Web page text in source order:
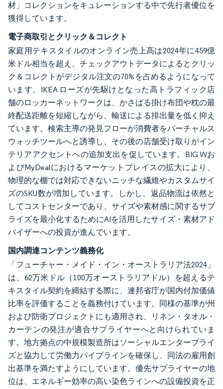
材」コレクションをキュレーションする中で先行者優位を
獲得しています。
電子商取引とクリック＆コレクト
家庭用テキスタイルのオンライン売上高は2024年に459億
米ドル相当を超え、チェックアウトデータによるとクリッ
ク＆コレクトがデジタル注文の70%を占めるようになって
います。IKEA ローズが先駆けとなった高トラフィック店
舗のロッカーネットワークは、かさばる掛け布団や枕の最
終配送距離を短縮しながら、輸送による排出量を低く抑え
ています。検索主導の発見フローが消費者をバーチャルス
ウォッチツールへと誘導し、その後の店舗受け取りがイン
テリアアクセントへの追加支出を促しています。BIG Wお
よびMyDealにおけるマーケットプレイスの拡大により、
物理的な棚では対応できないニッチな繊維やカスタムサイ
ズのSKU数が増加しています。しかし、返品物流は依然と
してコストセンターであり、サイズや素材感に関するサプ
ライズを最小化するためにAIを活用したサイズ・素材アド
バイザーへの投資が進んでいます。
国内調達コンテンツ義務化
「フューチャー・メイド・イン・オーストラリア法2024」
は、62万米ドル（100万オーストラリアドル）を超えるテ
キスタイル契約を締結する際に、連邦省庁が国内付加価値
比率を評価することを義務付けています。同様の基準が州
および防衛プロジェクトにも適用され、リネン・タオル・
カーテンの発注が適合サプライヤーへと向けられていま
す。地方拠点の中規模製造所はソーシャルエンタープライ
ズと協力して労働力パイプラインを確保し、同法の雇用創
出基準を満たすようにしています。優先サプライヤーの地
位は、エネルギー効率の高い染色ラインへの設備投資を正